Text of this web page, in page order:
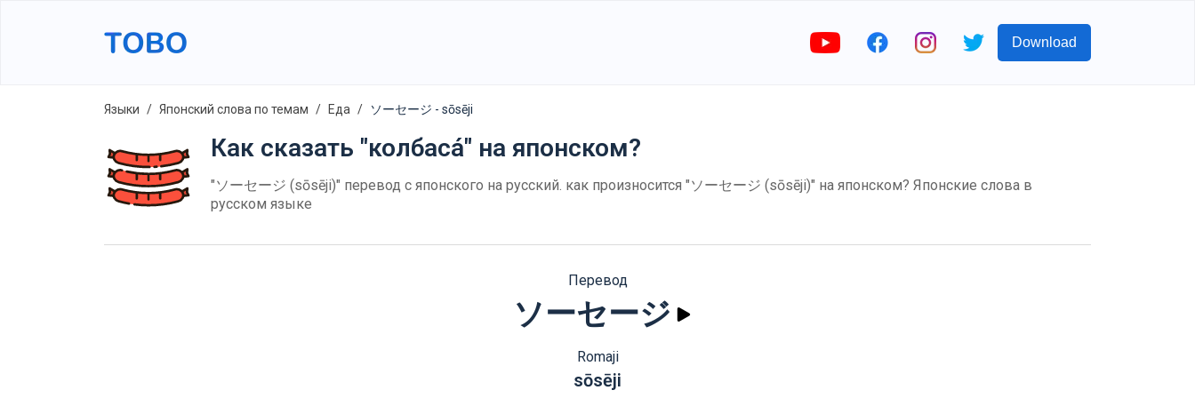
Download
Языки Японский слова по темам Еда ソーセージ - sōsēji
Как сказать "колбаса́" на японском?
"ソーセージ (sōsēji)" перевод с японского на русский. как произносится "ソーセージ (sōsēji)" на японском? Японские слова в
русском языке
Перевод
ソーセージ
Romaji
sōsēji